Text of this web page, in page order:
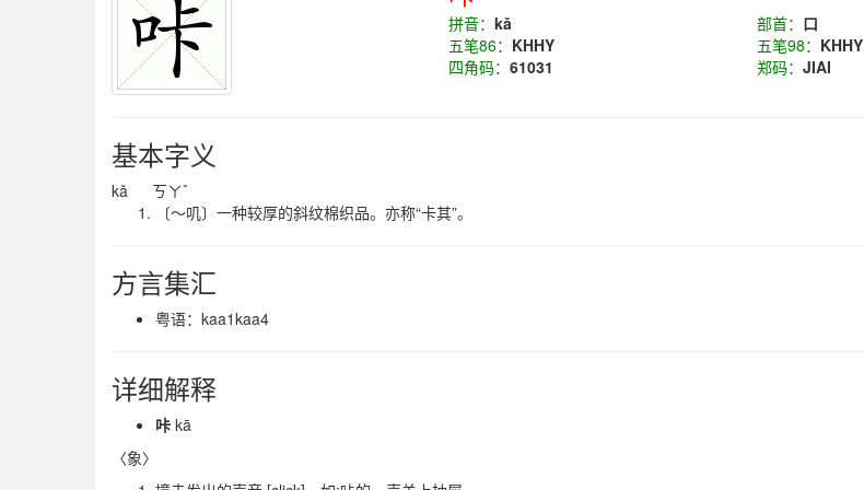
拼音： kǎ 部首： 口
五笔86： KHHY 五笔98： KHHY
四角码： 61031 郑码： JIAI
基本字义
kǎ ㄎㄚˇ
〔～叽〕一种较厚的斜纹棉织品。亦称“卡其”。
方言集汇
粤语：kaa1kaa4
详细解释
咔 kā
〈象〉